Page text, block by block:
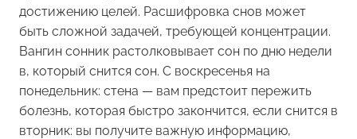
достижению целей. Расшифровка снов может
быть сложной задачей, требующей концентрации.
Вангин сонник растолковывает сон по дню недели
в, который снится сон. С воскресенья на
понедельник: стена — вам предстоит пережить
болезнь, которая быстро закончится, если снится в
вторник: вы получите важную информацию,